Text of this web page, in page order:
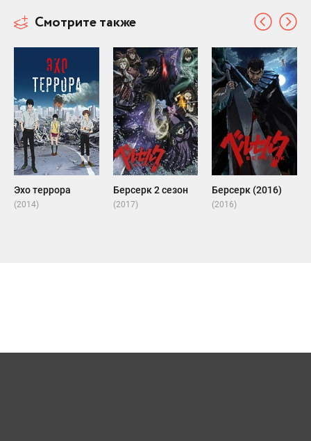
Смотрите также
Эхо террора
(2014)
Берсерк 2 сезон
(2017)
Берсерк (2016)
(2016)